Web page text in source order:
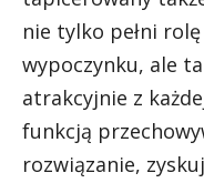
nie tylko pełni
wypoczynku, ale
atrakcyjnie z
funkcją
rozwiązanie,